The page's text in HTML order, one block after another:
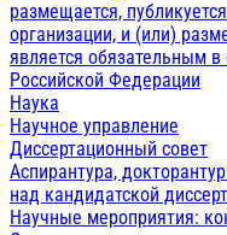
размещается,
организации, и (или)
является обязательным в
Российской Федерации
Наука
Научное управление
Диссертационный совет
Аспирантура,
над кандидатской
Научные мероприятия: